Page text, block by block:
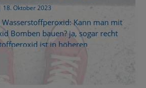
Oktober 2023
Kann man mit
Bomben bauen? ja, sogar recht
ist in höheren
35% extrem reaktiv. In
anderen sehr gängigen Stoffen
Aufwand ein